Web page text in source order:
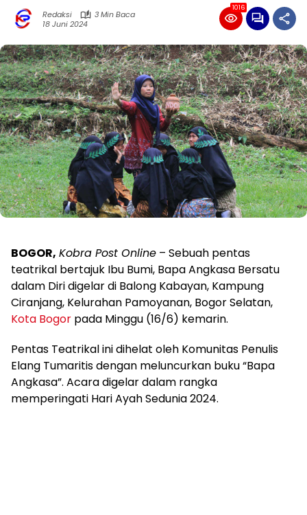
Redaksi
3 Min Baca
18 Juni 2024
1016
BOGOR, Kobra Post Online – Sebuah pentas
teatrikal bertajuk Ibu Bumi, Bapa Angkasa Bersatu
dalam Diri digelar di Balong Kabayan, Kampung
Ciranjang, Kelurahan Pamoyanan, Bogor Selatan,
Kota Bogor pada Minggu (16/6) kemarin.
Pentas Teatrikal ini dihelat oleh Komunitas Penulis
Elang Tumaritis dengan meluncurkan buku “Bapa
Angkasa”. Acara digelar dalam rangka
memperingati Hari Ayah Sedunia 2024.